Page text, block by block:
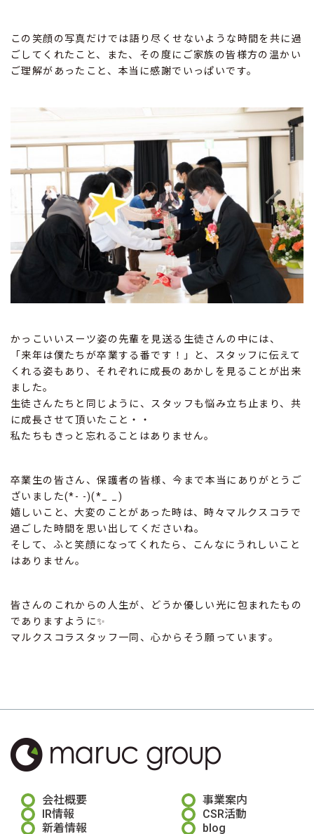
この笑顔の写真だけでは語り尽くせないような時間を共に過
ごしてくれたこと、また、その度にご家族の皆様方の温かい
ご理解があったこと、本当に感謝でいっぱいです。
かっこいいスーツ姿の先輩を見送る生徒さんの中には、
「来年は僕たちが卒業する番です！」と、スタッフに伝えて
くれる姿もあり、それぞれに成長のあかしを見ることが出来
ました。
生徒さんたちと同じように、スタッフも悩み立ち止まり、共
に成長させて頂いたこと・・
私たちもきっと忘れることはありません。
卒業生の皆さん、保護者の皆様、今まで本当にありがとうご
ざいました(*- -)(*_ _)
嬉しいこと、大変のことがあった時は、時々マルクスコラで
過ごした時間を思い出してくださいね。
そして、ふと笑顔になってくれたら、こんなにうれしいこと
はありません。
皆さんのこれからの人生が、どうか優しい光に包まれたもの
でありますように✨
マルクスコラスタッフ一同、心からそう願っています。
会社概要
事業案内
IR情報
CSR活動
新着情報
blog